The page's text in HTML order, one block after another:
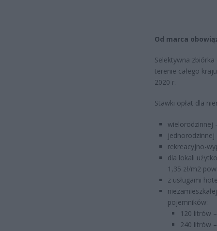
Od marca
Selektywna
terenie całego
2020 r.
Stawki opłat dla
wielorodzinnej
rekreacyjno-
dla lokali
1,35 zł/m2
z usługami
pojemników:
120 litrów
240 litrów